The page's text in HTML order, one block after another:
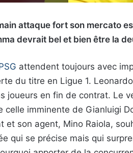
attaque fort son mercato
devrait bel et bien être la
attendent toujours avec
du titre en Ligue 1.
joueurs en fin de contrat. Le
celle imminente de Gianluigi
et son agent, Mino Raiola,
qui se précise mais qui